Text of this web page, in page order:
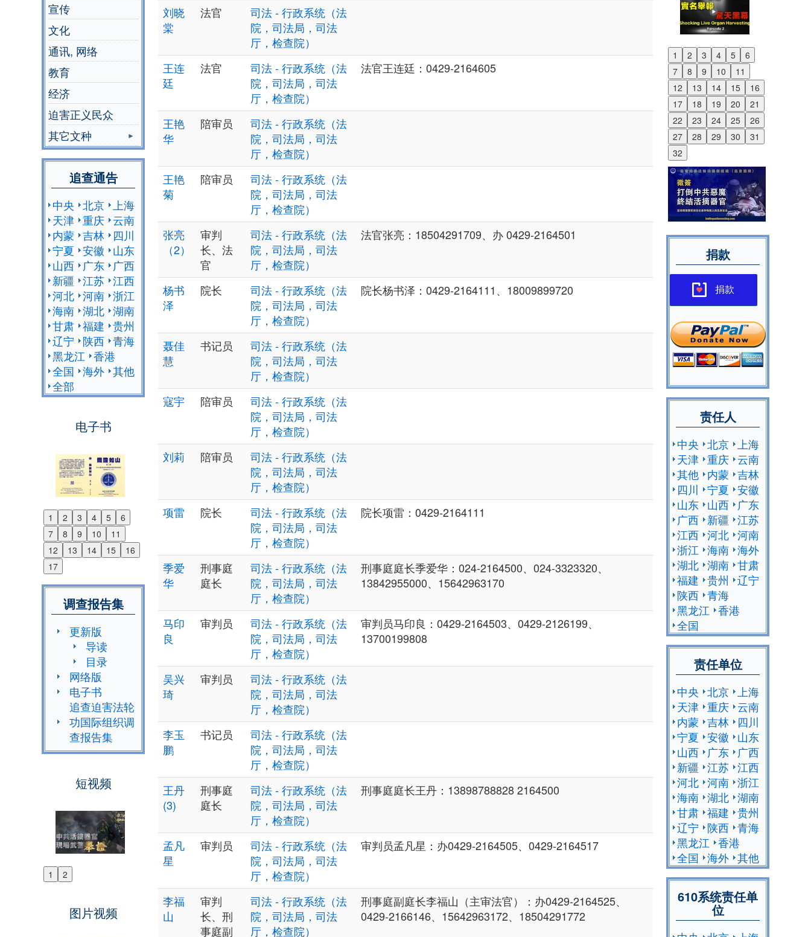
宣传
文化
通讯, 网络
教育
经济
迫害正义民众
其它文种
追查通告
中央 北京 上海
天津 重庆 云南
内蒙 吉林
四川
宁夏 安徽
山东
山西
广东
广西
新疆 江苏 江西
河北 河南 浙江
海南 湖北 湖南
甘肃 福建 贵州
辽宁
陕西 青海
黑龙江 香港
全国 海外 其他
全部
电子书
1 2 3 4 5
6
7
8 9 10
11
12
13 14 15
16
17
Previous
Next
调查报告集
更新版
导读
目录
网络版
电子书
追查迫害法轮
功国际组织调
查报告集
短视频
1 2
Previous
图片视频
刘晓
棠
法官
司法 - 行政系统（法
院，司法局，司法
厅，检查院）
王连
廷
法官
司法 - 行政系统（法
院，司法局，司法
厅，检查院）
法官王连廷：0429-2164605
王艳
华
陪审员
司法 - 行政系统（法
院，司法局，司法
厅，检查院）
王艳
菊
陪审员
司法 - 行政系统（法
院，司法局，司法
厅，检查院）
张亮
（2）
审判
长、法
官
司法 - 行政系统（法
院，司法局，司法
厅，检查院）
法官张亮：18504291709、办 0429-2164501
杨书
泽
院长
司法 - 行政系统（法
院，司法局，司法
厅，检查院）
院长杨书泽：0429-2164111、18009899720
聂佳
慧
书记员
司法 - 行政系统（法
院，司法局，司法
厅，检查院）
寇宇
陪审员
司法 - 行政系统（法
院，司法局，司法
厅，检查院）
刘莉
陪审员
司法 - 行政系统（法
院，司法局，司法
厅，检查院）
项雷
院长
司法 - 行政系统（法
院，司法局，司法
厅，检查院）
院长项雷：0429-2164111
季爱
华
刑事庭
庭长
司法 - 行政系统（法
院，司法局，司法
厅，检查院）
刑事庭庭长季爱华：024-2164500、024-3323320、
13842955000、15642963170
马印
良
审判员
司法 - 行政系统（法
院，司法局，司法
厅，检查院）
审判员马印良：0429-2164503、0429-2126199、
13700199808
吴兴
琦
审判员
司法 - 行政系统（法
院，司法局，司法
厅，检查院）
李玉
鹏
书记员
司法 - 行政系统（法
院，司法局，司法
厅，检查院）
王丹
(3)
刑事庭
庭长
司法 - 行政系统（法
院，司法局，司法
厅，检查院）
刑事庭庭长王丹：13898788828 2164500
孟凡
星
审判员
司法 - 行政系统（法
院，司法局，司法
厅，检查院）
审判员孟凡星：办0429-2164505、0429-2164517
李福
山
审判
长、刑
事庭副
司法 - 行政系统（法
院，司法局，司法
厅，检查院）
刑事庭副庭长李福山（主审法官）：办0429-2164525、
0429-2166146、15642963172、18504291772
1 2 3 4 5
6
7
8 9 10
11
12
13 14 15
16
17
18 19 20
21
22
23 24 25
26
27
28 29 30
31
32
Previous
Next
捐款
捐款
责任人
中央 北京
上海
天津 重庆 云南
其他 内蒙 吉林
四川
宁夏 安徽
山东 山西
广东
广西 新疆 江苏
江西 河北 河南
浙江 海南 海外
湖北 湖南 甘肃
福建 贵州
辽宁
陕西 青海
黑龙江 香港
全国
责任单位
中央 北京
上海
天津 重庆 云南
内蒙 吉林
四川
宁夏 安徽
山东
山西
广东
广西
新疆 江苏 江西
河北 河南 浙江
海南 湖北 湖南
甘肃 福建 贵州
辽宁
陕西 青海
黑龙江 香港
全国 海外 其他
610系统责任单
位